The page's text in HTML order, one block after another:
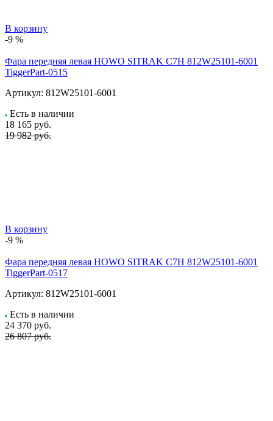
В корзину
-9 %
Фара передняя левая HOWO SITRAK C7H 812W25101-6001
TiggerPart-0515
Артикул: 812W25101-6001
Есть в наличии
18 165 руб.
19 982 руб.
В корзину
-9 %
Фара передняя левая HOWO SITRAK C7H 812W25101-6001
TiggerPart-0517
Артикул: 812W25101-6001
Есть в наличии
24 370 руб.
26 807 руб.